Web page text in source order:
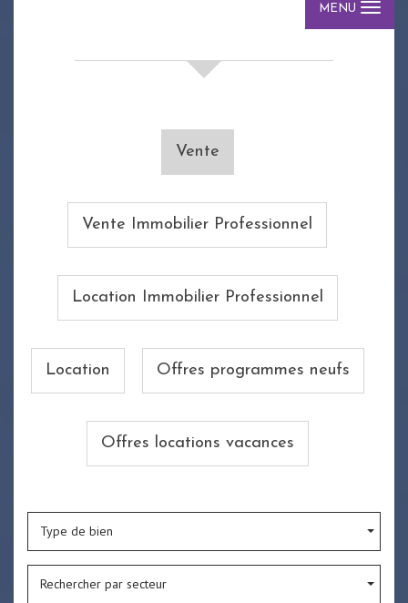
MENU
Vente
Vente Immobilier Professionnel
Location Immobilier Professionnel
Location Offres programmes neufs
Offres locations vacances
Type de bien
Rechercher par secteur